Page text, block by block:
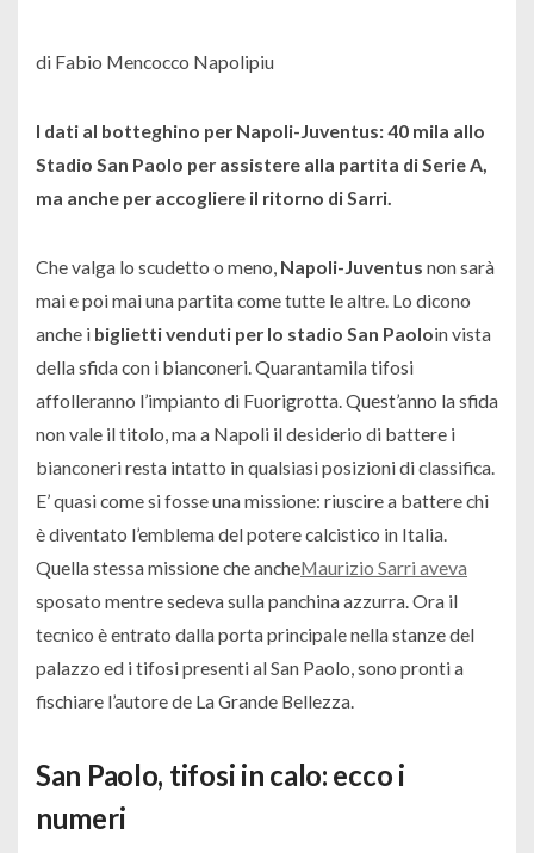
di Fabio Mencocco Napolipiu
I dati al botteghino per Napoli-Juventus: 40 mila allo
Stadio San Paolo per assistere alla partita di Serie A,
ma anche per accogliere il ritorno di Sarri.
Che valga lo scudetto o meno, Napoli-Juventus non sarà
mai e poi mai una partita come tutte le altre. Lo dicono
anche i biglietti venduti per lo stadio San Paoloin vista
della sfida con i bianconeri. Quarantamila tifosi
affolleranno l’impianto di Fuorigrotta. Quest’anno la sfida
non vale il titolo, ma a Napoli il desiderio di battere i
bianconeri resta intatto in qualsiasi posizioni di classifica.
E’ quasi come si fosse una missione: riuscire a battere chi
è diventato l’emblema del potere calcistico in Italia.
Quella stessa missione che ancheMaurizio Sarri aveva
sposato mentre sedeva sulla panchina azzurra. Ora il
tecnico è entrato dalla porta principale nella stanze del
palazzo ed i tifosi presenti al San Paolo, sono pronti a
fischiare l’autore de La Grande Bellezza.
San Paolo, tifosi in calo: ecco i
numeri